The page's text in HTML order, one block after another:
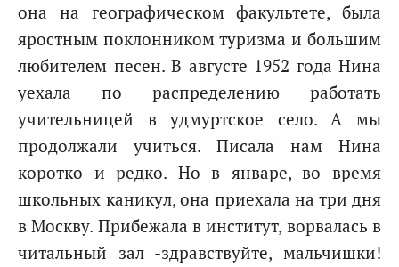
она на географическом факультете, была
яростным поклонником туризма и большим
любителем песен. В августе 1952 года Нина
уехала по распределению работать
учительницей в удмуртское село. А мы
продолжали учиться. Писала нам Нина
коротко и редко. Но в январе, во время
школьных каникул, она приехала на три дня
в Москву. Прибежала в институт, ворвалась в
читальный зал -здравствуйте, мальчишки!